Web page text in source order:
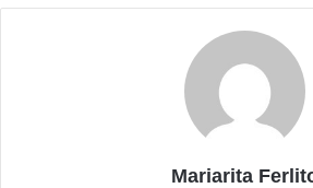
Mariarita